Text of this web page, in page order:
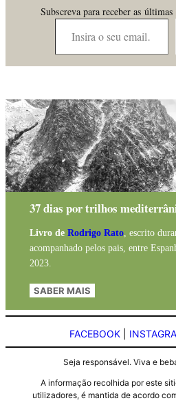
Subscreva para receber as
Insira o seu email…
37 dias por trilhos
Livro de Rodrigo Rato, escrito
acompanhado pelos pais, entre
2023.
SABER MAIS
FACEBOOK
Seja responsável. Viva e
A informação recolhida por este
utilizadores, é mantida de acordo